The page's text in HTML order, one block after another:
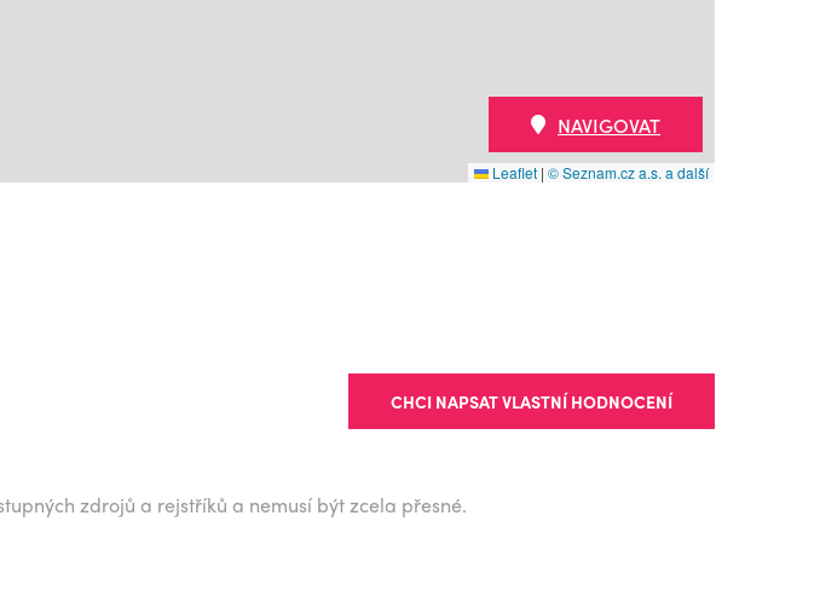
Leaflet | © Seznam.cz a.s. a další
NAVIGOVAT
CHCI NAPSAT VLASTNÍ HODNOCENÍ
zdrojů a rejstříků a nemusí být zcela přesné.